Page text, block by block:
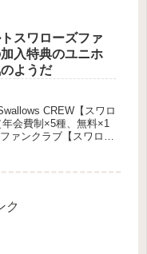
スワローズファ
入特典のユニホ
ようだ
CREW【スワロ
会費制×5種、無料×1
ァンクラブ【スワロー
ク